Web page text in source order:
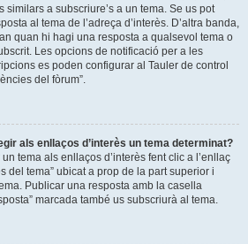
similars a subscriure’s a un tema. Se us pot
al tema de l’adreça d’interès. D’altra banda,
quan hi hagi una resposta a qualsevol tema o
Les opcions de notificació per a les
es poden configurar al Tauler de control
del fòrum”.
als enllaços d’interès un tema determinat?
tema als enllaços d’interès fent clic a l’enllaç
del tema” ubicat a prop de la part superior i
Publicar una resposta amb la casella
marcada també us subscriurà al tema.